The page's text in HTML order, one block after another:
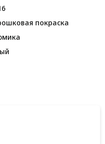
покраска